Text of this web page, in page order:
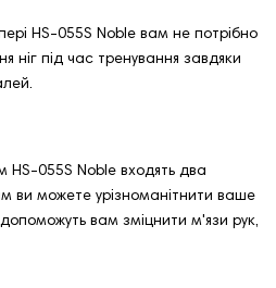
HS-055S Noble вам не потрібно
ніг під час тренування завдяки
HS-055S Noble входять два
ви можете урізноманітнити ваше
вам зміцнити м'язи рук,